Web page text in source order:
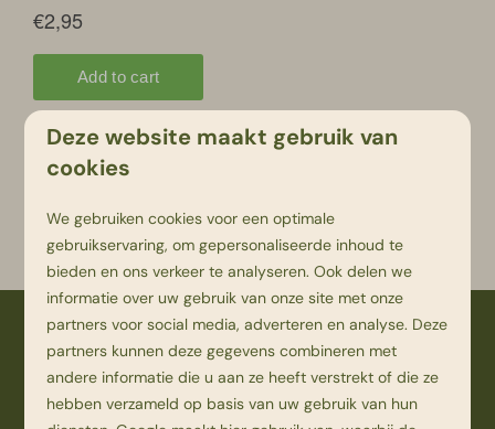
Terug
Veilig betalen
Deze website maakt gebruik van
cookies
We gebruiken cookies voor een optimale
gebruikservaring, om gepersonaliseerde inhoud te
bieden en ons verkeer te analyseren. Ook delen we
informatie over uw gebruik van onze site met onze
partners voor social media, adverteren en analyse. Deze
partners kunnen deze gegevens combineren met
andere informatie die u aan ze heeft verstrekt of die ze
hebben verzameld op basis van uw gebruik van hun